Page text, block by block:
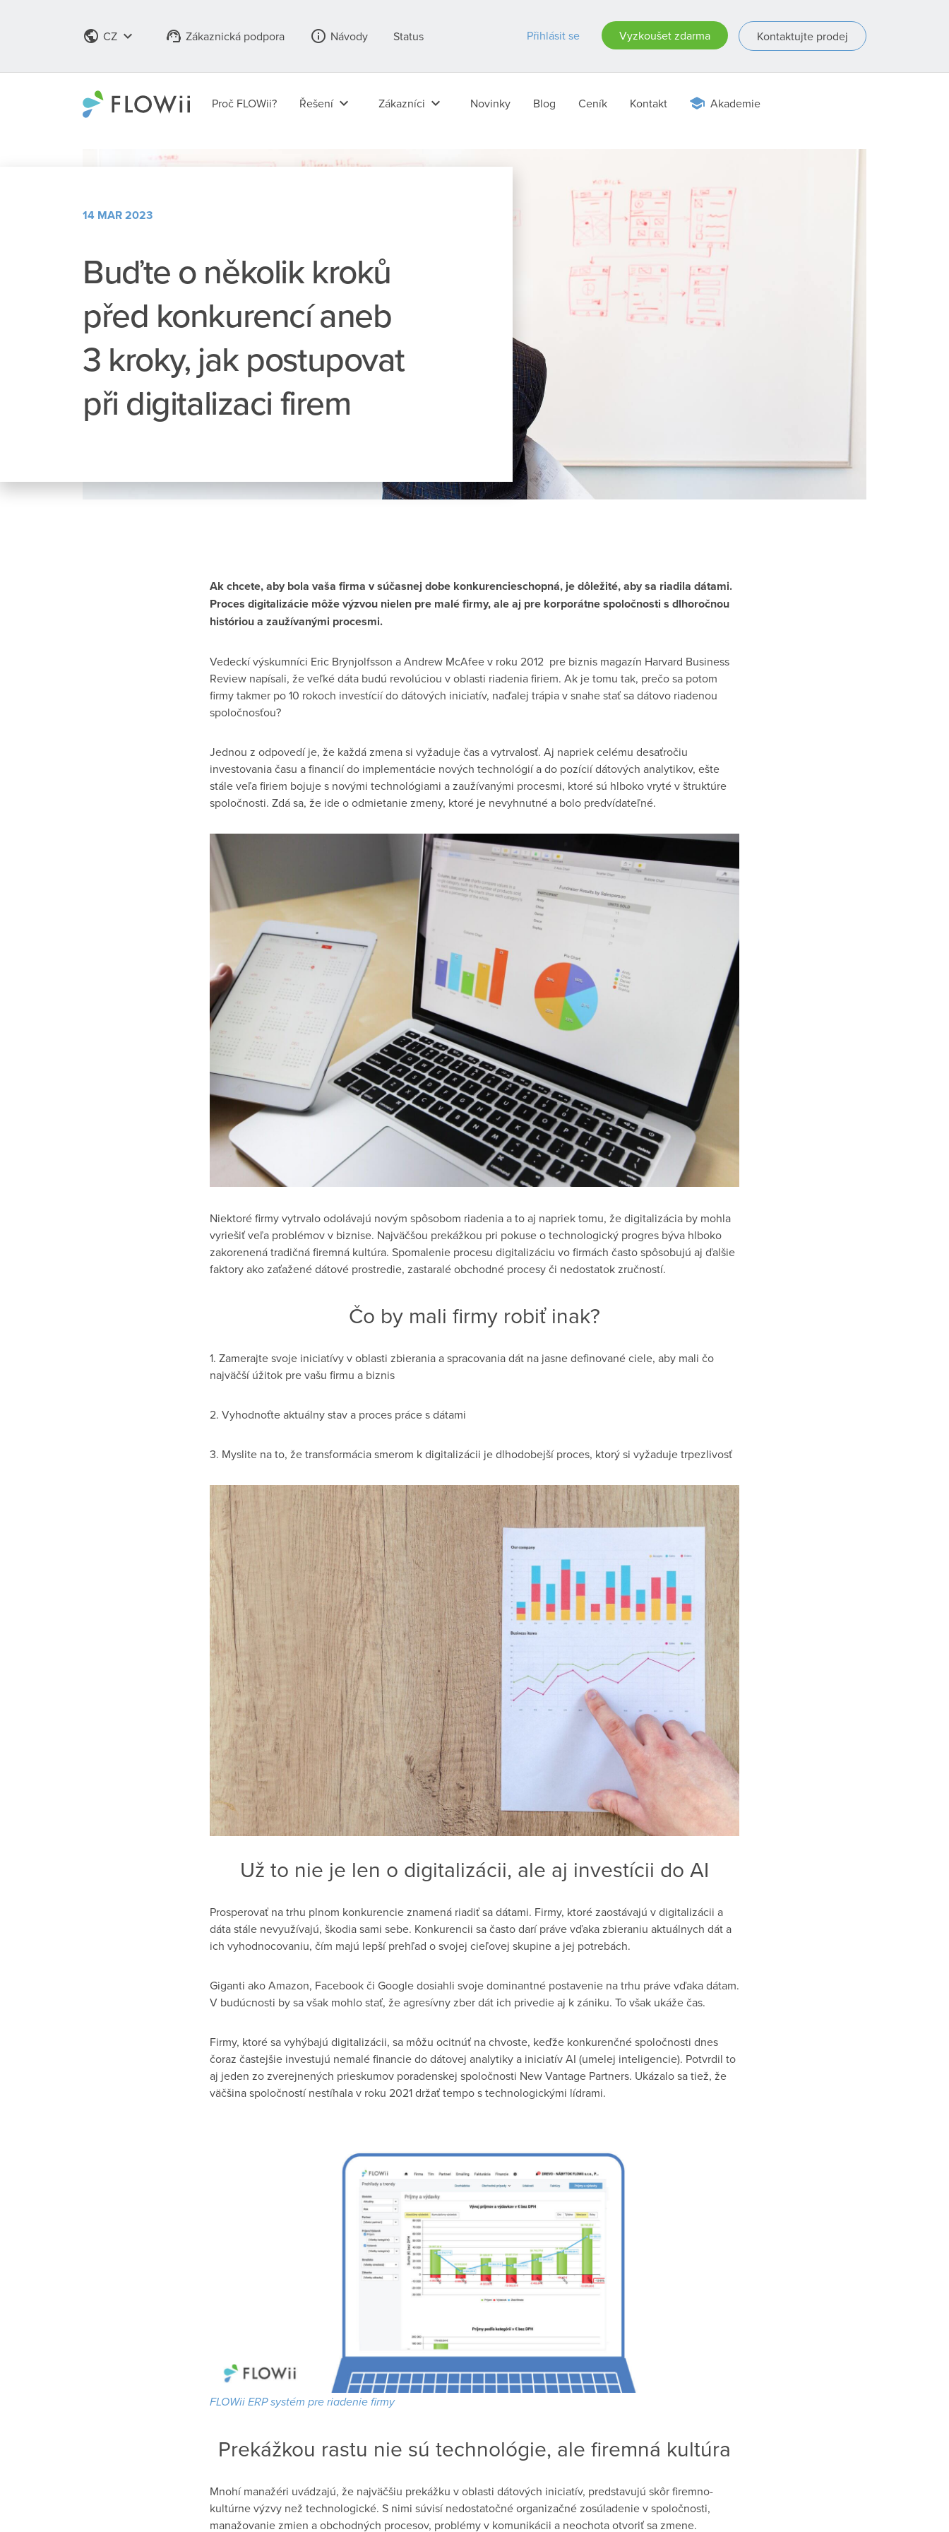
public CZ keyboard_arrow_down support_agent Zákaznická podpora info_outline Návody Status Přihlásit se Vyzkoušet zdarma Kontaktujte prodej
Proč FLOWii? Řešení keyboard_arrow_down Zákazníci keyboard_arrow_down Novinky Blog Ceník Kontakt Akademie
14 MAR 2023
Buďte o několik kroků
před konkurencí aneb
3 kroky, jak postupovat
při digitalizaci firem
Ak chcete, aby bola vaša firma v súčasnej dobe konkurencieschopná, je dôležité, aby sa riadila dátami.
Proces digitalizácie môže výzvou nielen pre malé firmy, ale aj pre korporátne spoločnosti s dlhoročnou
históriou a zaužívanými procesmi.
Vedeckí výskumníci Eric Brynjolfsson a Andrew McAfee v roku 2012 pre biznis magazín Harvard Business
Review napísali, že veľké dáta budú revolúciou v oblasti riadenia firiem. Ak je tomu tak, prečo sa potom
firmy takmer po 10 rokoch investícií do dátových iniciatív, naďalej trápia v snahe stať sa dátovo riadenou
spoločnosťou?
Jednou z odpovedí je, že každá zmena si vyžaduje čas a vytrvalosť. Aj napriek celému desaťročiu
investovania času a financií do implementácie nových technológií a do pozícií dátových analytikov, ešte
stále veľa firiem bojuje s novými technológiami a zaužívanými procesmi, ktoré sú hlboko vryté v štruktúre
spoločnosti. Zdá sa, že ide o odmietanie zmeny, ktoré je nevyhnutné a bolo predvídateľné.
Niektoré firmy vytrvalo odolávajú novým spôsobom riadenia a to aj napriek tomu, že digitalizácia by mohla
vyriešiť veľa problémov v biznise. Najväčšou prekážkou pri pokuse o technologický progres býva hlboko
zakorenená tradičná firemná kultúra. Spomalenie procesu digitalizáciu vo firmách často spôsobujú aj ďalšie
faktory ako zaťažené dátové prostredie, zastaralé obchodné procesy či nedostatok zručností.
Čo by mali firmy robiť inak?
1. Zamerajte svoje iniciatívy v oblasti zbierania a spracovania dát na jasne definované ciele, aby mali čo
najväčší úžitok pre vašu firmu a biznis
2. Vyhodnoťte aktuálny stav a proces práce s dátami
3. Myslite na to, že transformácia smerom k digitalizácii je dlhodobejší proces, ktorý si vyžaduje trpezlivosť
Už to nie je len o digitalizácii, ale aj investícii do AI
Prosperovať na trhu plnom konkurencie znamená riadiť sa dátami. Firmy, ktoré zaostávajú v digitalizácii a
dáta stále nevyužívajú, škodia sami sebe. Konkurencii sa často darí práve vďaka zbieraniu aktuálnych dát a
ich vyhodnocovaniu, čím majú lepší prehľad o svojej cieľovej skupine a jej potrebách.
Giganti ako Amazon, Facebook či Google dosiahli svoje dominantné postavenie na trhu práve vďaka dátam.
V budúcnosti by sa však mohlo stať, že agresívny zber dát ich privedie aj k zániku. To však ukáže čas.
Firmy, ktoré sa vyhýbajú digitalizácii, sa môžu ocitnúť na chvoste, keďže konkurenčné spoločnosti dnes
čoraz častejšie investujú nemalé financie do dátovej analytiky a iniciatív AI (umelej inteligencie). Potvrdil to
aj jeden zo zverejnených prieskumov poradenskej spoločnosti New Vantage Partners. Ukázalo sa tiež, že
väčšina spoločností nestíhala v roku 2021 držať tempo s technologickými lídrami.
FLOWii ERP systém pre riadenie firmy
Prekážkou rastu nie sú technológie, ale firemná kultúra
Mnohí manažéri uvádzajú, že najväčšiu prekážku v oblasti dátových iniciatív, predstavujú skôr firemno-
kultúrne výzvy než technologické. S nimi súvisí nedostatočné organizačné zosúladenie v spoločnosti,
manažovanie zmien a obchodných procesov, problémy v komunikácii a neochota otvoriť sa zmene.